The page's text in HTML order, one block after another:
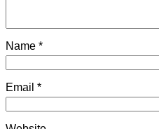
Name *
Email *